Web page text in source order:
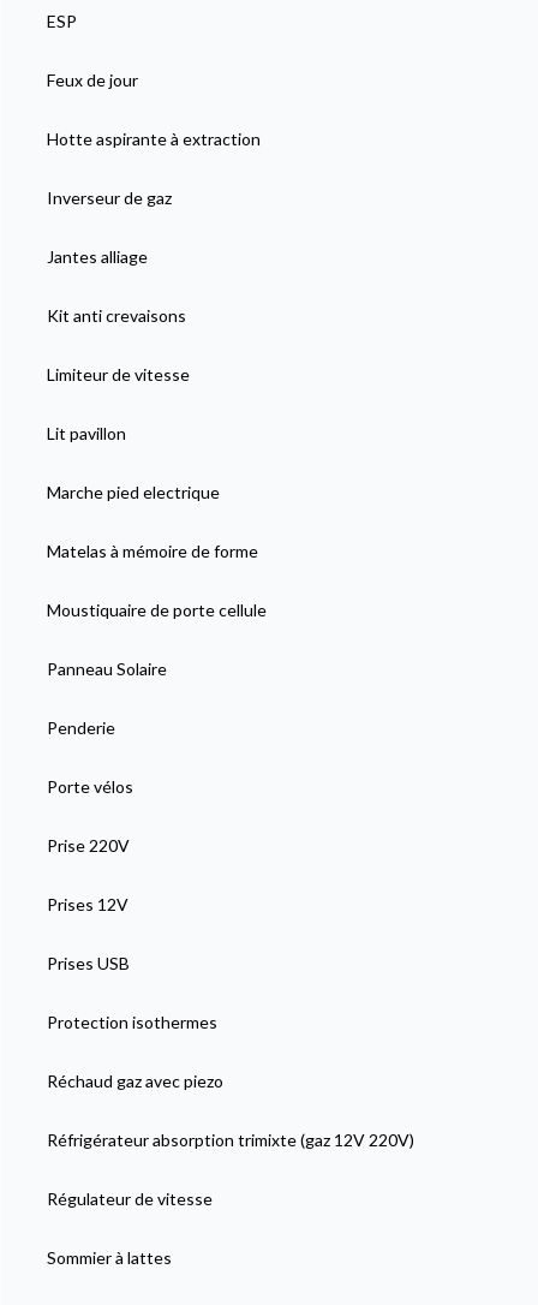
ESP
Feux de jour
Hotte aspirante à extraction
Inverseur de gaz
Jantes alliage
Kit anti crevaisons
Limiteur de vitesse
Lit pavillon
Marche pied electrique
Matelas à mémoire de forme
Moustiquaire de porte cellule
Panneau Solaire
Penderie
Porte vélos
Prise 220V
Prises 12V
Prises USB
Protection isothermes
Réchaud gaz avec piezo
Réfrigérateur absorption trimixte (gaz 12V 220V)
Régulateur de vitesse
Sommier à lattes